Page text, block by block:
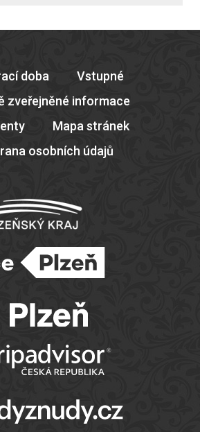
doba
Vstupné
zveřejněné informace
Mapa stránek
osobních údajů